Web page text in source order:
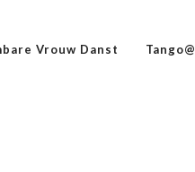
Vrouw Danst Tango@